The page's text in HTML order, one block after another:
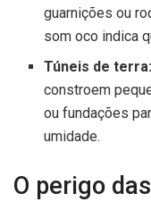
guarnições ou
som oco indica
Túneis de terra:
constroem
ou fundações
umidade.
O perigo